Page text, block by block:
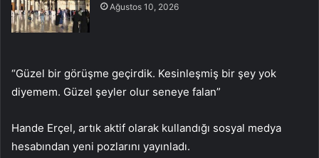
Ağustos 10, 2026
“Güzel bir görüşme geçirdik. Kesinleşmiş bir şey yok
diyemem. Güzel şeyler olur seneye falan”
Hande Erçel, artık aktif olarak kullandığı sosyal medya
hesabından yeni pozlarını yayınladı.